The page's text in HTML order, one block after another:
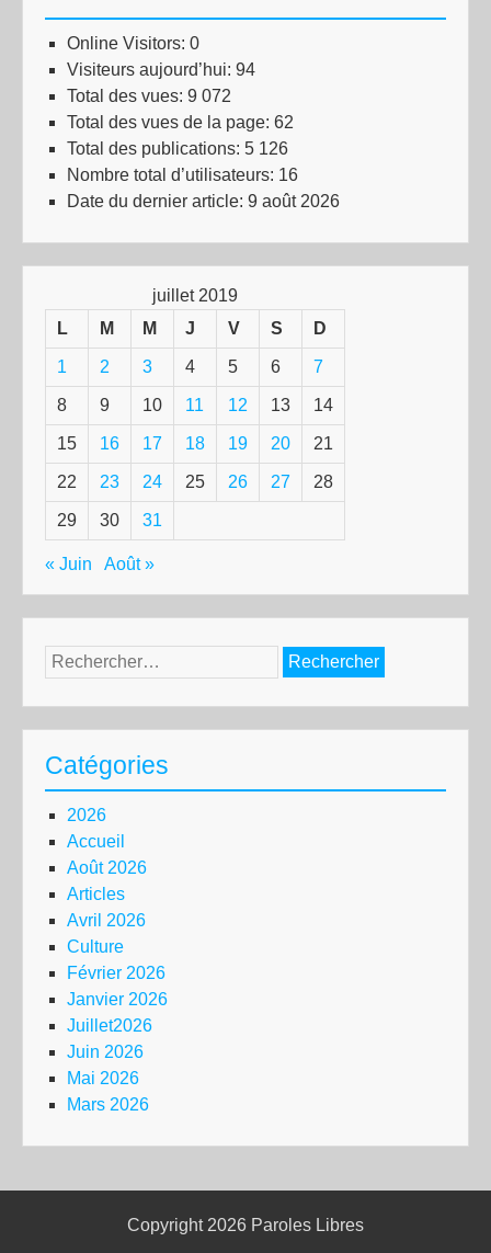
Online Visitors: 0
Visiteurs aujourd’hui: 94
Total des vues: 9 072
Total des vues de la page: 62
Total des publications: 5 126
Nombre total d’utilisateurs: 16
Date du dernier article: 9 août 2026
juillet 2019
L
M M J V S D
1 2 3 4 5 6 7
8 9 10 11 12 13 14
15 16 17 18 19 20 21
22 23 24 25 26 27 28
29 30 31
« Juin Août »
Rechercher :
Catégories
2026
Accueil
Août 2026
Articles
Avril 2026
Culture
Février 2026
Janvier 2026
Juillet2026
Juin 2026
Mai 2026
Mars 2026
Copyright 2026 Paroles Libres